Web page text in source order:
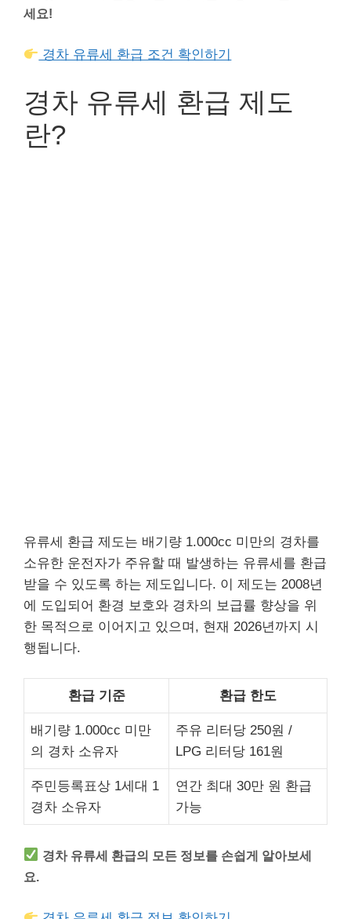
세요!
경차 유류세 환급 조건 확인하기
경차 유류세 환급 제도
란?
유류세 환급 제도는 배기량 1.000cc 미만의 경차를
소유한 운전자가 주유할 때 발생하는 유류세를 환급
받을 수 있도록 하는 제도입니다. 이 제도는 2008년
에 도입되어 환경 보호와 경차의 보급률 향상을 위
한 목적으로 이어지고 있으며, 현재 2026년까지 시
행됩니다.
환급 기준 환급 한도
배기량 1.000cc 미만
의 경차 소유자
주유 리터당 250원 /
LPG 리터당 161원
주민등록표상 1세대 1
경차 소유자
연간 최대 30만 원 환급
가능
경차 유류세 환급의 모든 정보를 손쉽게 알아보세
요.